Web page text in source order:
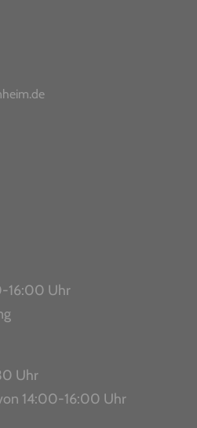
16:00 Uhr
Uhr
14:00-16:00 Uhr